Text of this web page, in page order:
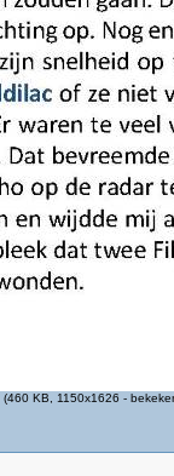
(460 KB, 1150x1626 -